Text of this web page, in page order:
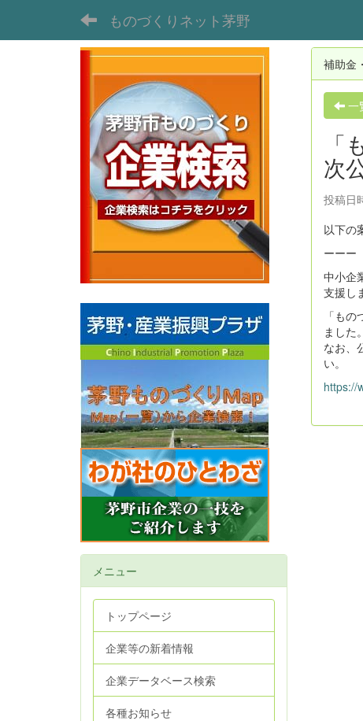
ものづくりネット茅野
補助金
一
次
投稿日
以下の
ーーー
中小企
支援し
「も
ました。
なお、
い。
https://
メニュー
トップページ
企業等の新着情報
企業データベース検索
各種お知らせ